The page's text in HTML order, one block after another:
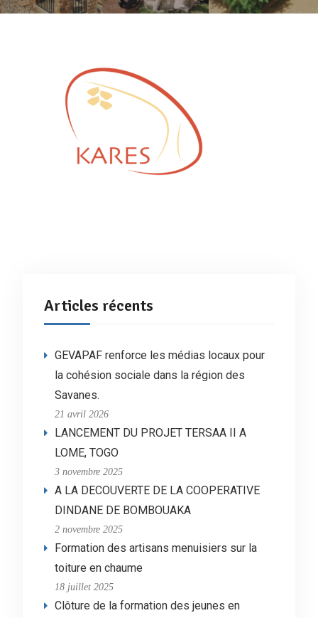
Articles récents
GEVAPAF renforce les médias locaux pour
la cohésion sociale dans la région des
Savanes.
21 avril 2026
LANCEMENT DU PROJET TERSAA II A
LOME, TOGO
3 novembre 2025
A LA DECOUVERTE DE LA COOPERATIVE
DINDANE DE BOMBOUAKA
2 novembre 2025
Formation des artisans menuisiers sur la
toiture en chaume
18 juillet 2025
Clôture de la formation des jeunes en